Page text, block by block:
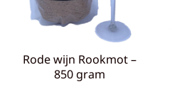
Rode wijn Rookmot –
850 gram